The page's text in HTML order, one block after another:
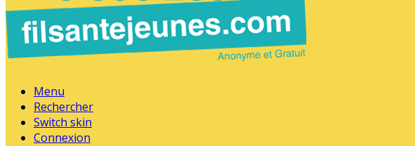
Menu
Rechercher
Switch skin
Connexion